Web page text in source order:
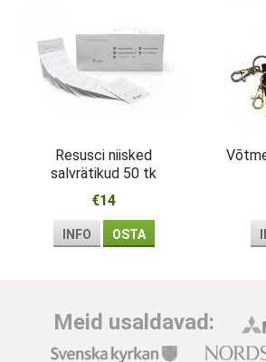
Resusci niisked
salvrätikud 50 tk
€14
INFO OSTA
Meid usaldavad: